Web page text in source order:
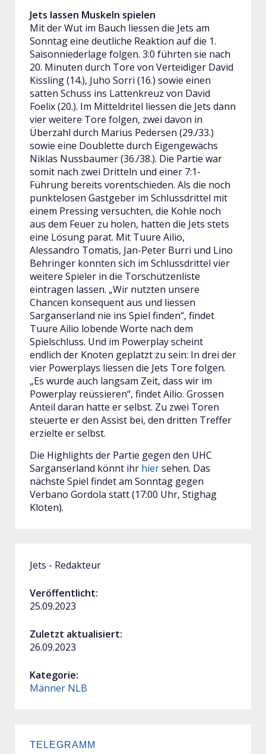
Jets lassen Muskeln spielen
Mit der Wut im Bauch liessen die Jets am
Sonntag eine deutliche Reaktion auf die 1.
Saisonniederlage folgen. 3:0 führten sie nach
20. Minuten durch Tore von Verteidiger David
Kissling (14.), Juho Sorri (16.) sowie einen
satten Schuss ins Lattenkreuz von David
Foelix (20.). Im Mitteldritel liessen die Jets dann
vier weitere Tore folgen, zwei davon in
Überzahl durch Marius Pedersen (29./33.)
sowie eine Doublette durch Eigengewächs
Niklas Nussbaumer (36./38.). Die Partie war
somit nach zwei Dritteln und einer 7:1-
Führung bereits vorentschieden. Als die noch
punktelosen Gastgeber im Schlussdrittel mit
einem Pressing versuchten, die Kohle noch
aus dem Feuer zu holen, hatten die Jets stets
eine Lösung parat. Mit Tuure Ailio,
Alessandro Tomatis, Jan-Peter Burri und Lino
Behringer konnten sich im Schlussdrittel vier
weitere Spieler in die Torschützenliste
eintragen lassen. „Wir nutzten unsere
Chancen konsequent aus und liessen
Sarganserland nie ins Spiel finden“, findet
Tuure Ailio lobende Worte nach dem
Spielschluss. Und im Powerplay scheint
endlich der Knoten geplatzt zu sein: In drei der
vier Powerplays liessen die Jets Tore folgen.
„Es wurde auch langsam Zeit, dass wir im
Powerplay reüssieren“, findet Ailio. Grossen
Anteil daran hatte er selbst. Zu zwei Toren
steuerte er den Assist bei, den dritten Treffer
erzielte er selbst.
Die Highlights der Partie gegen den UHC
Sarganserland könnt ihr hiersehen. Das
nächste Spiel findet am Sonntag gegen
Verbano Gordola statt (17:00 Uhr, Stighag
Kloten).
Jets - Redakteur
Veröffentlicht:
25.09.2023
Zuletzt aktualisiert:
26.09.2023
Kategorie:
Männer NLB
TELEGRAMM